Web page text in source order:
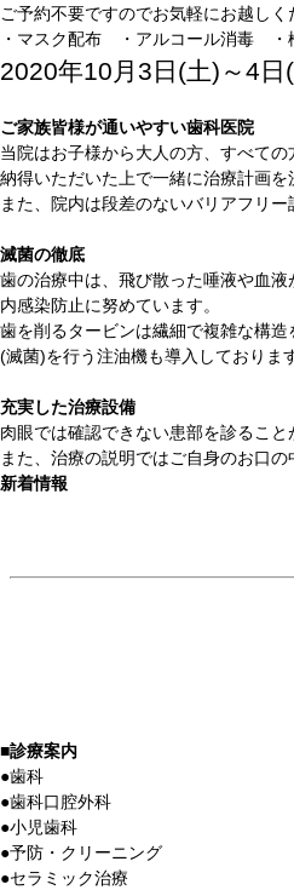
ご予約不要ですのでお気軽にお越し
・マスク配布 ・アルコール消毒 ・
2020年10月3日(土)～4日
ご家族皆様が通いやすい歯科医院
当院はお子様から大人の方、すべて
納得いただいた上で一緒に治療計画
また、院内は段差のないバリアフリ
滅菌の徹底
歯の治療中は、飛び散った唾液や血
内感染防止に努めています。
歯を削るタービンは繊細で複雑な構
(滅菌)を行う注油機も導入しております
充実した治療設備
肉眼では確認できない患部を診るこ
また、治療の説明ではご自身のお口
新着情報
■診療案内
●歯科
●歯科口腔外科
●小児歯科
●予防・クリーニング
●セラミック治療